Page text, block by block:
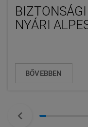
NYÁRI
BŐVEBBEN